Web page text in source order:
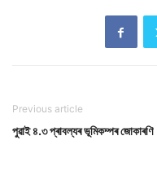
Previous article
পুৱাই ৪.৩ প্ৰাবল্যৰ ভূমিকম্পৰ জোকাৰণি